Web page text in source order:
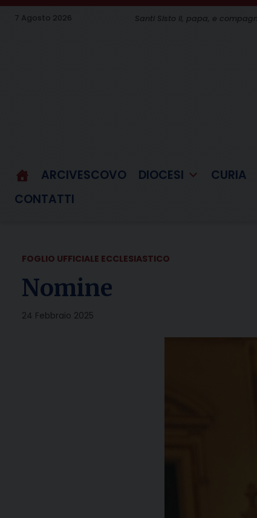
Skip
7 Agosto 2026 Santi Sisto II, papa, e
ARCIVESCOVO DIOCESI CURIA
CONTATTI
FOGLIO UFFICIALE ECCLESIASTICO
Nomine
24 Febbraio 2025